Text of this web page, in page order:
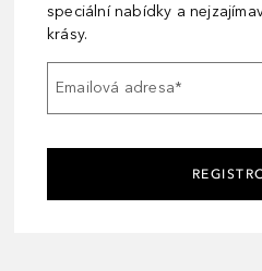
speciální nabídky a
krásy.
Emailová adresa*